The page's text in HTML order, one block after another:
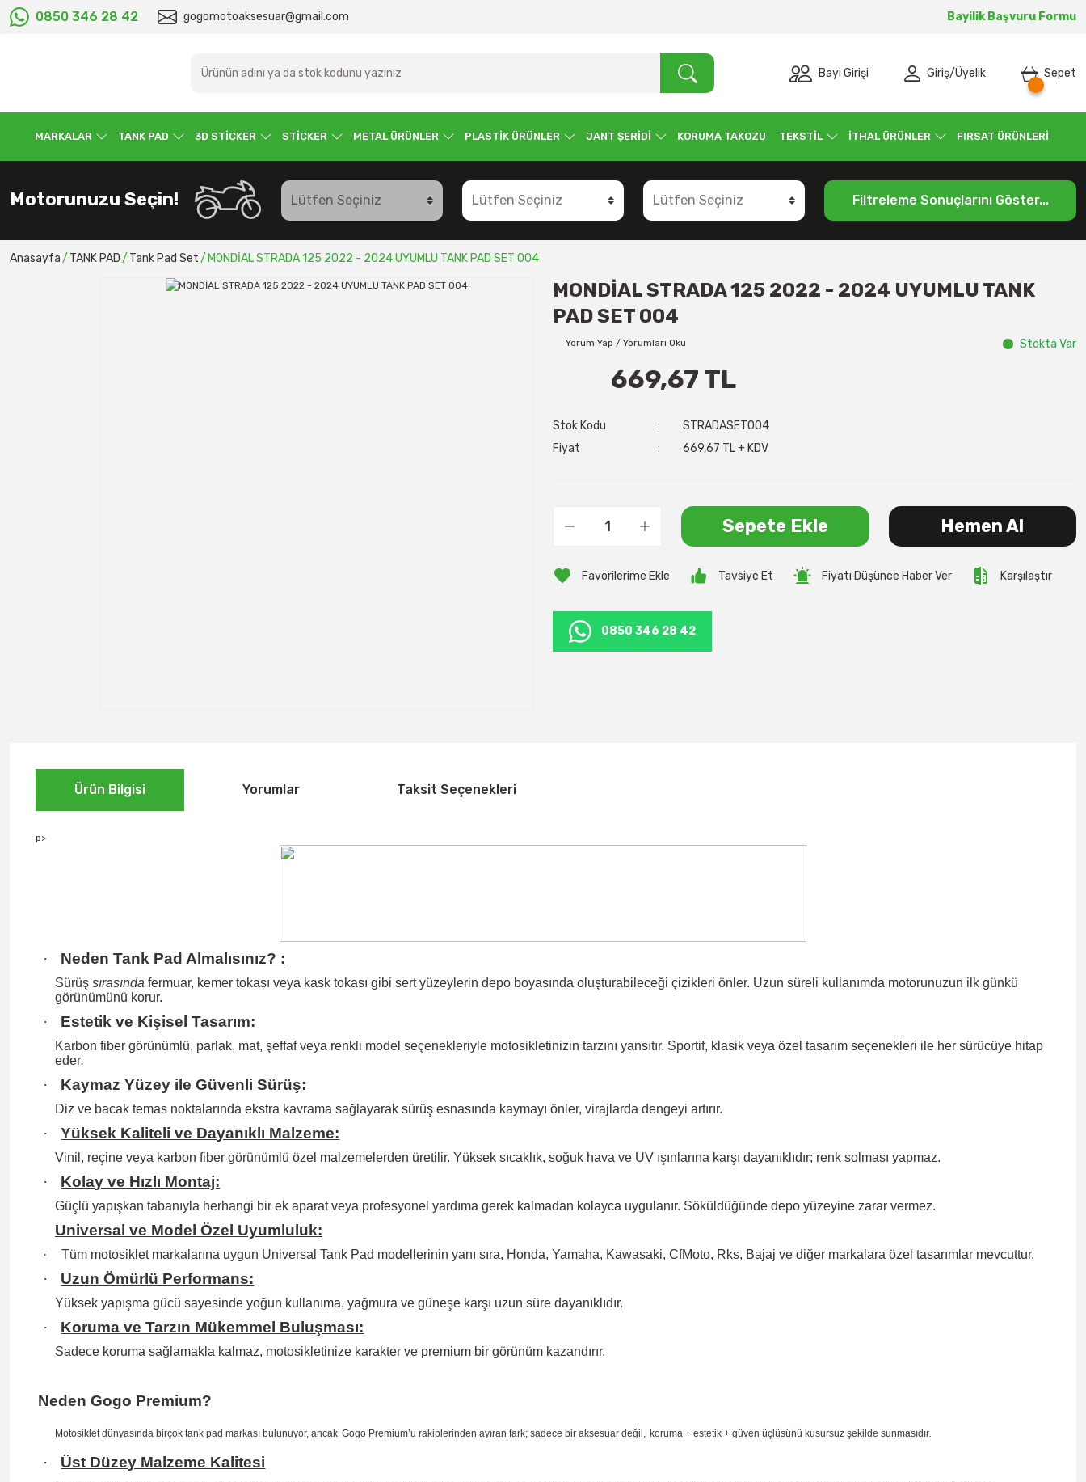
0850 346 28 42 gogomotoaksesuar@gmail.com Bayilik Başvuru Formu
Bayi Girişi Giriş/Üyelik Sepet
MARKALAR TANK PAD 3D STİCKER STİCKER METAL ÜRÜNLER PLASTİK ÜRÜNLER JANT ŞERİDİ KORUMA TAKOZU TEKSTİL İTHAL ÜRÜNLER FIRSAT ÜRÜNLERİ
Motorunuzu Seçin! Filtreleme Sonuçlarını Göster...
Anasayfa TANK PAD Tank Pad Set MONDİAL STRADA 125 2022 - 2024 UYUMLU TANK PAD SET 004
MONDİAL STRADA 125 2022 - 2024 UYUMLU TANK
PAD SET 004
Yorum Yap / Yorumları Oku Stokta Var
669,67 TL
Stok Kodu
STRADASET004
Fiyat
669,67 TL + KDV
Sepete Ekle Hemen Al
Tavsiye Et Fiyatı Düşünce Haber Ver Karşılaştır
0850 346 28 42
Ürün Bilgisi Yorumlar Taksit Seçenekleri
p>
· Neden Tank Pad Almalısınız? :
Sürüş sırasında fermuar, kemer tokası veya kask tokası gibi sert yüzeylerin depo boyasında oluşturabileceği çizikleri önler. Uzun süreli kullanımda motorunuzun ilk günkü
görünümünü korur.
· Estetik ve Kişisel Tasarım:
Karbon fiber görünümlü, parlak, mat, şeffaf veya renkli model seçenekleriyle motosikletinizin tarzını yansıtır. Sportif, klasik veya özel tasarım seçenekleri ile her sürücüye hitap
eder.
· Kaymaz Yüzey ile Güvenli Sürüş:
Diz ve bacak temas noktalarında ekstra kavrama sağlayarak sürüş esnasında kaymayı önler, virajlarda dengeyi artırır.
· Yüksek Kaliteli ve Dayanıklı Malzeme:
Vinil, reçine veya karbon fiber görünümlü özel malzemelerden üretilir. Yüksek sıcaklık, soğuk hava ve UV ışınlarına karşı dayanıklıdır; renk solması yapmaz.
· Kolay ve Hızlı Montaj:
Güçlü yapışkan tabanıyla herhangi bir ek aparat veya profesyonel yardıma gerek kalmadan kolayca uygulanır. Söküldüğünde depo yüzeyine zarar vermez.
Universal ve Model Özel Uyumluluk:
· Tüm motosiklet markalarına uygun Universal Tank Pad modellerinin yanı sıra, Honda, Yamaha, Kawasaki, CfMoto, Rks, Bajaj ve diğer markalara özel tasarımlar mevcuttur.
· Uzun Ömürlü Performans:
Yüksek yapışma gücü sayesinde yoğun kullanıma, yağmura ve güneşe karşı uzun süre dayanıklıdır.
· Koruma ve Tarzın Mükemmel Buluşması:
Sadece koruma sağlamakla kalmaz, motosikletinize karakter ve premium bir görünüm kazandırır.
Neden Gogo Premium?
Motosiklet dünyasında birçok tank pad markası bulunuyor, ancak Gogo Premium’u rakiplerinden ayıran fark; sadece bir aksesuar değil, koruma + estetik + güven üçlüsünü kusursuz şekilde sunmasıdır
· Üst Düzey Malzeme Kalitesi